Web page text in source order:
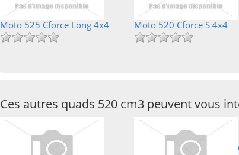
Moto 525 Cforce Long 4x4 Moto 520 Cforce S 4x4
Ces autres quads 520 cm3 peuvent vous